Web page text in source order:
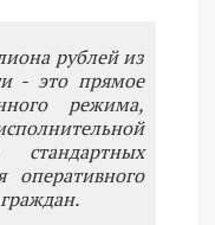
рублей из
- это прямое
режима,
оперативного